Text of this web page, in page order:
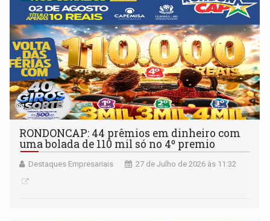
RONDONCAP: 44 prêmios em dinheiro com
uma bolada de 110 mil só no 4º premio
Destaques Empresariais 27 de Julho de 2026 às 11:32